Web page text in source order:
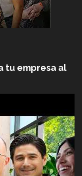
tu empresa al